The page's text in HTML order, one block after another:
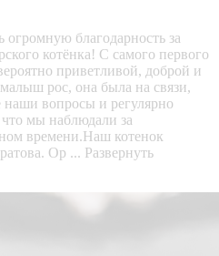
огромную благодарность за
котёнка! С самого первого
приветливой, доброй и
рос, она была на связи,
вопросы и регулярно
мы наблюдали за
времени.Наш котенок
Ор ... Развернуть